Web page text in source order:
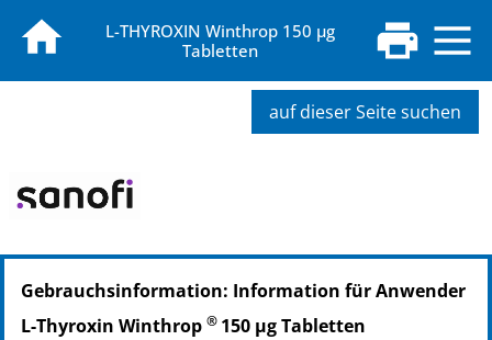
L-THYROXIN Winthrop 150 µg
Tabletten
auf dieser Seite suchen
PZN: 06912943
PPN: 110691294388
NTIN: 04150069129436
Gebrauchsinformation: Information für Anwender
L-Thyroxin Winthrop ® 150 µg Tabletten